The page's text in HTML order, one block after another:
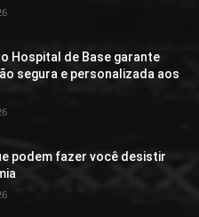
Hospital de Base garante
segura e personalizada aos
podem fazer você desistir